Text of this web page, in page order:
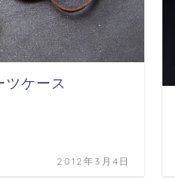
ツケース
2012年3月4日